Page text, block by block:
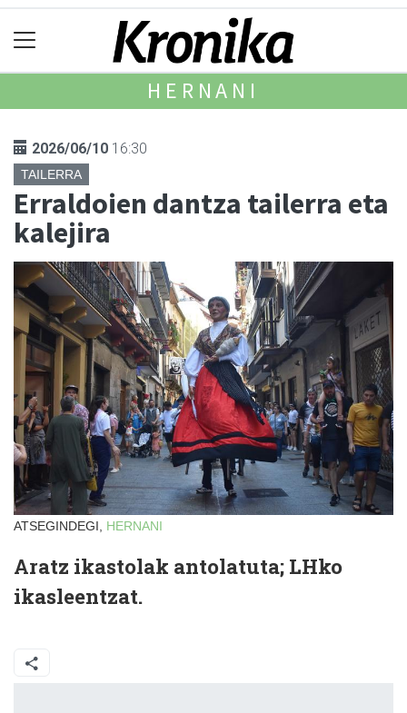
HERNANI
2026/06/10 16:30
TAILERRA
Erraldoien dantza tailerra eta
kalejira
ATSEGINDEGI, HERNANI
Aratz ikastolak antolatuta; LHko
ikasleentzat.